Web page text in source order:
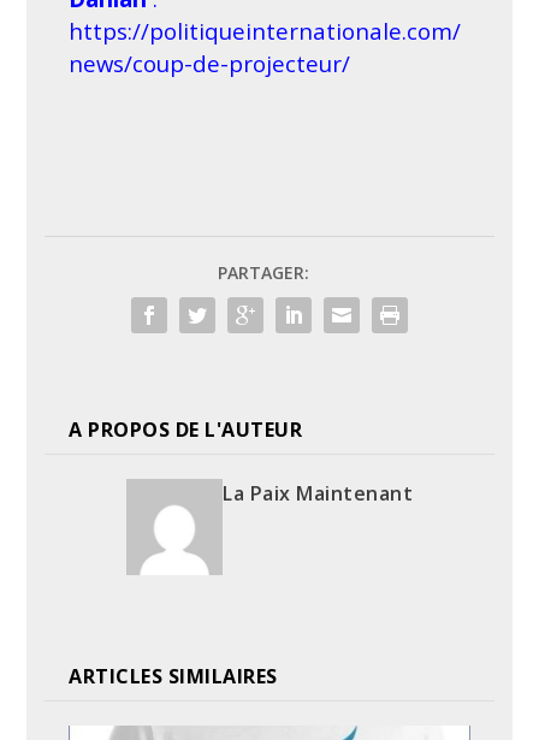
https://politiqueinternationale.com/
news/coup-de-projecteur/
PARTAGER:
A PROPOS DE L'AUTEUR
La Paix Maintenant
ARTICLES SIMILAIRES